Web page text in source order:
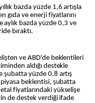
bazda yüzde 1,6 artışla
gıda ve enerji fiyatlarını
aylık bazda yüzde 0,3 ve
bıraktı.
ve ABD'de beklentileri
aldığı destekle
şubatta yüzde 0,8 artış
beklentisi, şubatta
fiyatlarındaki yükselişe
de destek verdiği ifade